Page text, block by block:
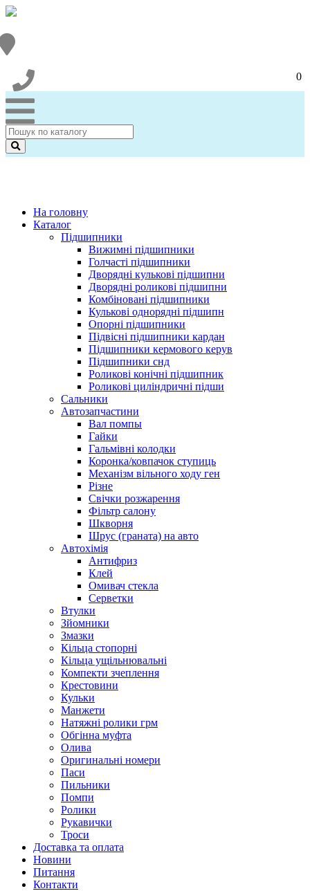
0
На головну
Каталог
Підшипники
Вижимні підшипники
Голчасті підшипники
Дворядні кулькові підшипни
Дворядні роликові підшипни
Комбіновані підшипники
Кулькові однорядні підшипн
Опорні підшипники
Підвісні підшипники кардан
Підшипники кермового керув
Підшипники снд
Роликові конічні підшипник
Роликові циліндричні підши
Сальники
Автозапчастини
Вал помпы
Гайки
Гальмівні колодки
Коронка/ковпачок ступиць
Механізм вільного ходу ген
Різне
Свічки розжарення
Фільтр салону
Шкворня
Шрус (граната) на авто
Автохімія
Антифриз
Клей
Омивач стекла
Серветки
Втулки
Зйомники
Змазки
Кільца стопорні
Кільца ущільнювальні
Компекти зчеплення
Крестовини
Кульки
Манжети
Натяжні ролики грм
Обгінна муфта
Олива
Оригинальні номери
Паси
Пильники
Помпи
Ролики
Рукавички
Троси
Доставка та оплата
Новини
Питання
Контакти